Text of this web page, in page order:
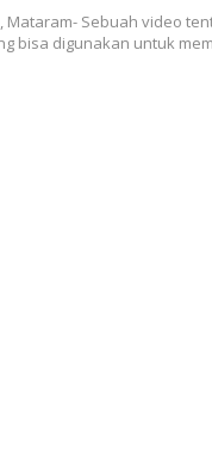
Mataram- Sebuah video
bisa digunakan untuk